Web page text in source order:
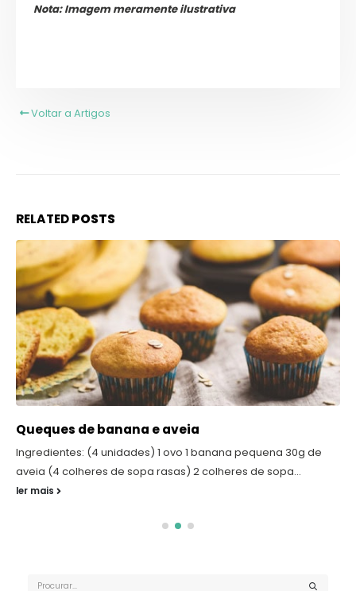
Nota: Imagem meramente ilustrativa
Voltar a Artigos
RELATEDPOSTS
Queques de banana e aveia
Ingredientes: (4 unidades) 1 ovo 1 banana pequena 30g de
aveia (4 colheres de sopa rasas) 2 colheres de sopa...
ler mais